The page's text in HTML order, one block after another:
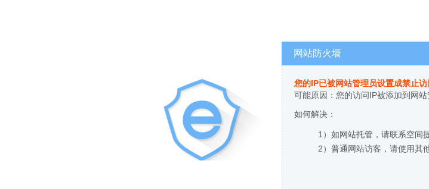
网站防火墙
您的IP已被网站管理员设置成禁止访
可能原因：您的访问IP被添加到网
如何解决：
1）如网站托管，请联系空间
2）普通网站访客，请使用其